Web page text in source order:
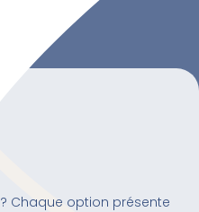
? Chaque option présente